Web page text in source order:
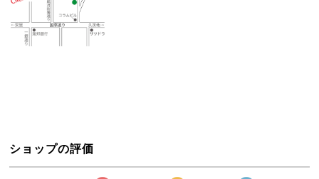
ショップの評価